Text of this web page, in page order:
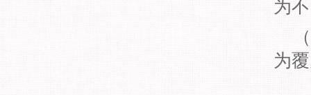
为
为